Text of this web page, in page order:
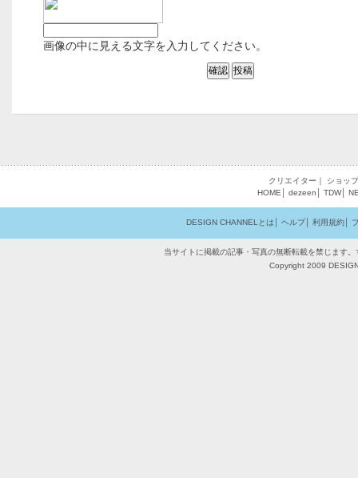
画像の中に見える文字を入力してください。
クリエイター
ショップ
HOME
dezeen TDW│
DESIGN CHANNELとは ヘルプ│ 利用規約│
当サイトに掲載の記事・写真の無断転載を禁じます
Copyright 2009